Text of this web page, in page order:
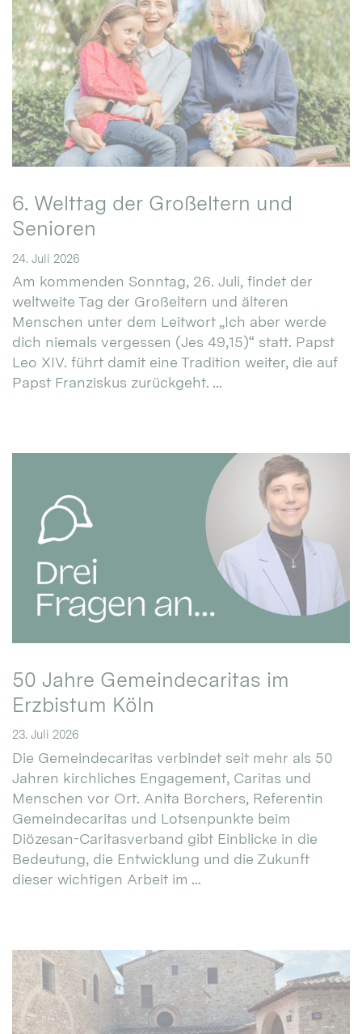
6. Welttag der Großeltern und
Senioren
24. Juli 2026
Am kommenden Sonntag, 26. Juli, findet der
weltweite Tag der Großeltern und älteren
Menschen unter dem Leitwort „Ich aber werde
dich niemals vergessen (Jes 49,15)“ statt. Papst
Leo XIV. führt damit eine Tradition weiter, die auf
Papst Franziskus zurückgeht. ...
50 Jahre Gemeindecaritas im
Erzbistum Köln
23. Juli 2026
Die Gemeindecaritas verbindet seit mehr als 50
Jahren kirchliches Engagement, Caritas und
Menschen vor Ort. Anita Borchers, Referentin
Gemeindecaritas und Lotsenpunkte beim
Diözesan-Caritasverband gibt Einblicke in die
Bedeutung, die Entwicklung und die Zukunft
dieser wichtigen Arbeit im ...